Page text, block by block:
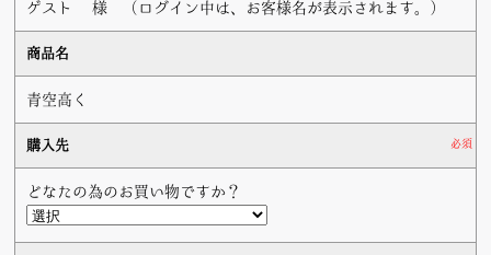
ゲスト 様 （ログイン中は、お客様名が表示されます。）
商品名
青空高く
購入先 必須
どなたの為のお買い物ですか？